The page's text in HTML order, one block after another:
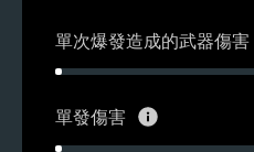
單次爆發造成的武器傷害
單發傷害